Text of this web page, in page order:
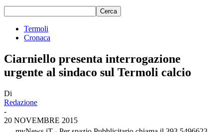
Termoli
Cronaca
Ciarniello presenta interrogazione
urgente al sindaco sul Termoli calcio
Di
Redazione
-
20 NOVEMBRE 2015